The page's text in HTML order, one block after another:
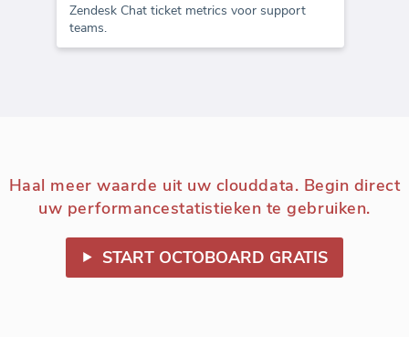
Zendesk Chat ticket metrics voor support
teams.
Haal meer waarde uit uw clouddata. Begin direct
uw performancestatistieken te gebruiken.
START OCTOBOARD GRATIS